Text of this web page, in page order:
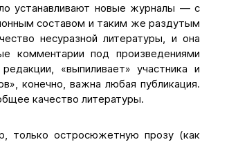
устанавливают новые журналы — с
составом и таким же раздутым
несуразной литературы, и она
комментарии под произведениями
«выпиливает» участника и
конечно, важна любая публикация.
качество литературы.
только остросюжетную прозу (как